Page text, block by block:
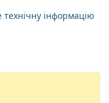
інформацію